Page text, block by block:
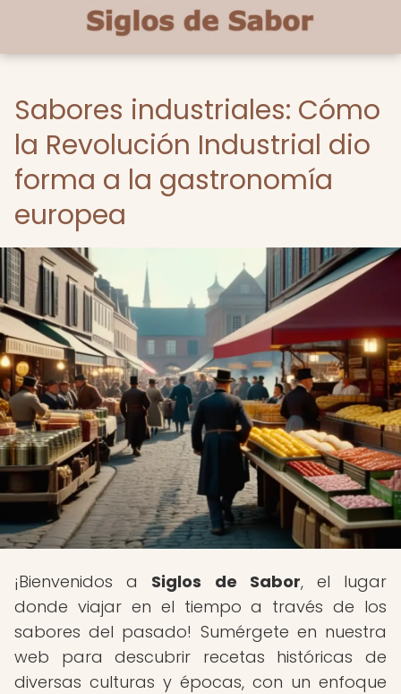
Sabores industriales: Cómo
la Revolución Industrial dio
forma a la gastronomía
europea
¡Bienvenidos a Siglos de Sabor, el lugar
donde viajar en el tiempo a través de los
sabores del pasado! Sumérgete en nuestra
web para descubrir recetas históricas de
diversas culturas y épocas, con un enfoque